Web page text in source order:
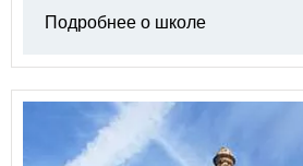
Подробнее о школе